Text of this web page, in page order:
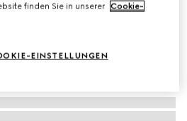
finden Sie in unserer Cookie-
EINSTELLUNGEN